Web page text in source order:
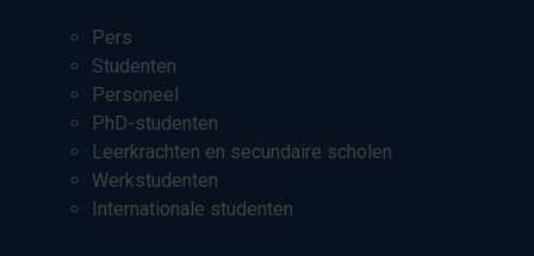
Pers
Studenten
Personeel
PhD-studenten
Leerkrachten en secundaire scholen
Werkstudenten
Internationale studenten